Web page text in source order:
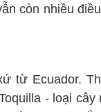
còn nhiều
từ Ecuador.
- loại